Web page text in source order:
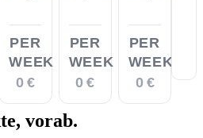
PER
WEEK
0 €
PER
WEEK
0 €
PER
WEEK
0 €
vorab.